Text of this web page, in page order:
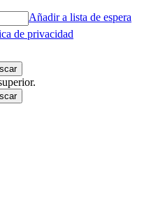
Añadir a lista de espera
de privacidad